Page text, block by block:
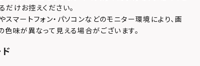
だけお控えください。
マートフォン・パソコンなどのモニター環境により、画
色味が異なって見える場合がございます。